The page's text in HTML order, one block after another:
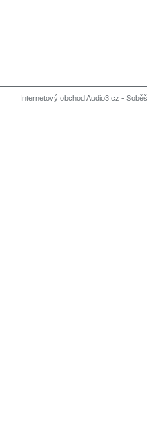
Internetový obchod Audio3.cz -